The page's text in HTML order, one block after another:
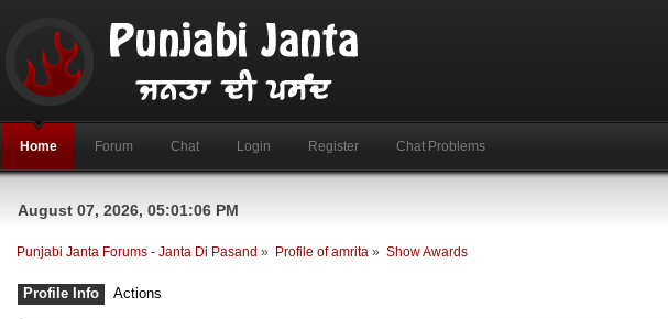
Home Forum Chat Login Register Chat Problems
August 07, 2026, 05:01:06 PM
Punjabi Janta Forums - Janta Di Pasand » Profile of amrita » Show Awards
Profile Info Actions